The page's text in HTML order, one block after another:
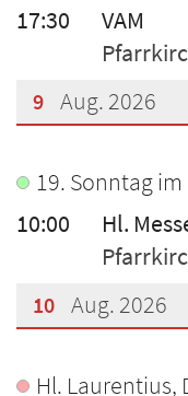
17:30
VAM
9 Aug. 2026
19. Sonntag
10:00
Hl.
10 Aug. 2026
Hl. Laurentius,